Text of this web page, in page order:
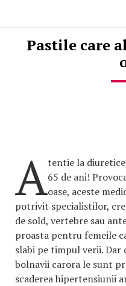
Pastile care
Atentie la
65 de ani!
oase, aceste
potrivit specialistilor,
de sold, vertebre sau
proasta pentru femeile
slabi pe timpul verii.
bolnavii carora le sunt
scaderea hipertensiunii